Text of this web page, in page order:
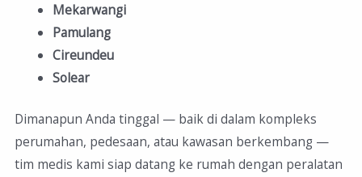
Mekarwangi
Pamulang
Cireundeu
Solear
Dimanapun Anda tinggal — baik di dalam kompleks
perumahan, pedesaan, atau kawasan berkembang —
tim medis kami siap datang ke rumah dengan peralatan